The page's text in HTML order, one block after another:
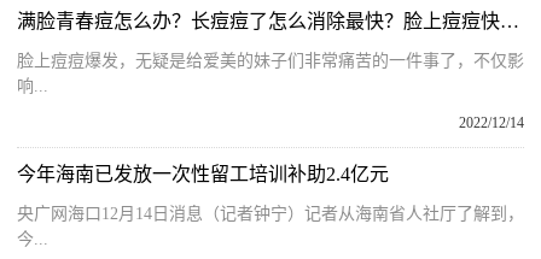
满脸青春痘怎么办？长痘痘了怎么消除最快？脸上痘痘快速去除方法
脸上痘痘爆发，无疑是给爱美的妹子们非常痛苦的一件事了，不仅影
响...
2022/12/14
今年海南已发放一次性留工培训补助2.4亿元
央广网海口12月14日消息（记者钟宁）记者从海南省人社厅了解到，
今...